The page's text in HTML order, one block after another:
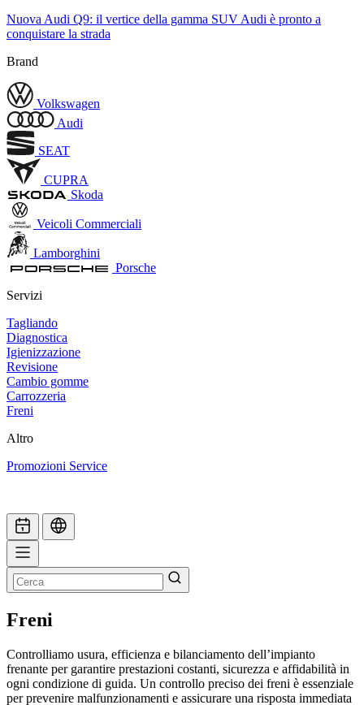
Nuova Audi Q9: il vertice della gamma SUV Audi è pronto a
conquistare la strada
Brand
Volkswagen
Audi
SEAT
CUPRA
Skoda
Veicoli Commerciali
Lamborghini
Porsche
Servizi
Tagliando
Diagnostica
Igienizzazione
Revisione
Cambio gomme
Carrozzeria
Freni
Altro
Promozioni Service
Freni
Controlliamo usura, efficienza e bilanciamento dell’impianto
frenante per garantire prestazioni costanti, sicurezza e affidabilità in
ogni condizione di guida. Un controllo preciso dei freni è essenziale
per prevenire malfunzionamenti e assicurare una risposta immediata